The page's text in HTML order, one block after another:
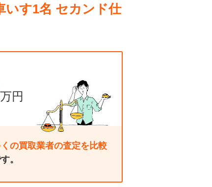
いす1名 セカンド仕
万円
の買取業者の査定を比較
。